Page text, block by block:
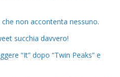
non accontenta nessuno.
succhia davvero!
“It” dopo “Twin Peaks” e